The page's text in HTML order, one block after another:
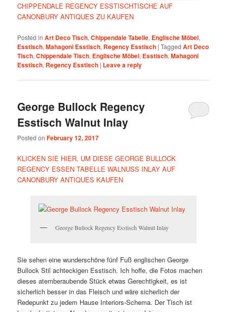
CHIPPENDALE REGENCY ESSTISCHTISCHE AUF
CANONBURY ANTIQUES ZU KAUFEN
Posted in Art Deco Tisch,Chippendale Tabelle, Englische Möbel,
Esstisch,Mahagoni Esstisch, Regency Esstisch |Tagged Art Deco
Tisch,Chippendale Tisch, Englische Möbel, Esstisch,Mahagoni
Esstisch, Regency Esstisch | Leave a reply
George Bullock Regency
Esstisch Walnut Inlay
Posted onFebruary 12, 2017
KLICKEN SIE HIER, UM DIESE GEORGE BULLOCK
REGENCY ESSEN TABELLE WALNUSS INLAY AUF
CANONBURY ANTIQUES KAUFEN
George Bullock Regency Esstisch Walnut Inlay
Sie sehen eine wunderschöne fünf Fuß englischen George
Bullock Stil achteckigen Esstisch. Ich hoffe, die Fotos machen
dieses atemberaubende Stück etwas Gerechtigkeit, es ist
sicherlich besser in das Fleisch und wäre sicherlich der
Redepunkt zu jedem Hause Interiors-Schema. Der Tisch ist